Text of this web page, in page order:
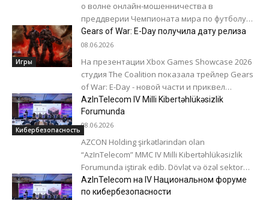
о волне онлайн-мошенничества в
преддверии Чемпионата мира по футболу
(FIFA 2026). Злоумышленники создают
поддельные сайты и рассылают
мошеннические письма под новостную...
Игры
Gears of War: E-Day получила дату релиза
08.06.2026
На презентации Xbox Games Showcase 2026
студия The Coalition показала трейлер Gears
of War: E-Day - новой части и приквел
культовой серии шутеров от...
Кибербезопасность
AzInTelecom IV Milli Kibertəhlükəsizlik
Forumunda
08.06.2026
AZCON Holding şirkətlərindən olan
“AzInTelecom” MMC IV Milli Kibertəhlükəsizlik
Forumunda iştirak edib. Dövlət və özəl sektor
nümayəndələri, ekspertlər və texnologiya
şirkətləri təmsilçilərini bir araya gətirən...
AzInTelecom на IV Национальном форуме
по кибербезопасности